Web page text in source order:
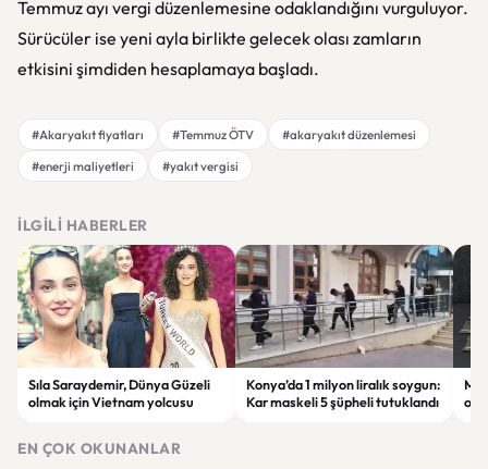
Temmuz ayı vergi düzenlemesine odaklandığını vurguluyor.
Sürücüler ise yeni ayla birlikte gelecek olası zamların
etkisini şimdiden hesaplamaya başladı.
#Akaryakıt fiyatları #Temmuz ÖTV
#akaryakıt düzenlemesi
#enerji maliyetleri
#yakıt vergisi
İLGILI HABERLER
Sıla Saraydemir, Dünya Güzeli
olmak için Vietnam yolcusu
Konya’da 1 milyon liralık soygun:
Kar maskeli 5 şüpheli tutuklandı
EN ÇOK OKUNANLAR